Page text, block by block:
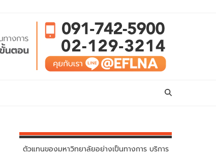
ตัวแทนของมหาวิทยาลัยอย่างเป็นทางการ บริการ